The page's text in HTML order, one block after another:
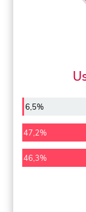
6,5%
47,2%
46,3%